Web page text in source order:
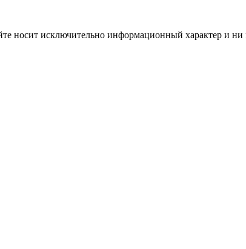
носит исключительно информационный характер и ни